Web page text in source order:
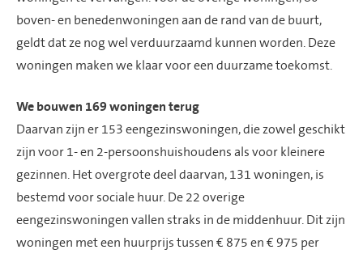
boven- en benedenwoningen aan de rand van de buurt,
geldt dat ze nog wel verduurzaamd kunnen worden. Deze
woningen maken we klaar voor een duurzame toekomst.
We bouwen 169 woningen terug
Daarvan zijn er 153 eengezinswoningen, die zowel geschikt
zijn voor 1- en 2-persoonshuishoudens als voor kleinere
gezinnen. Het overgrote deel daarvan, 131 woningen, is
bestemd voor sociale huur. De 22 overige
eengezinswoningen vallen straks in de middenhuur. Dit zijn
woningen met een huurprijs tussen € 875 en € 975 per